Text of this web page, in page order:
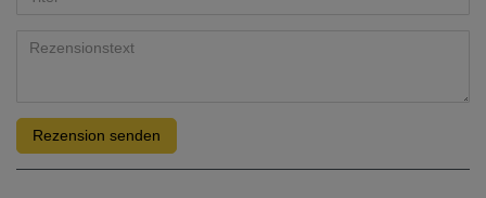
Rezension senden